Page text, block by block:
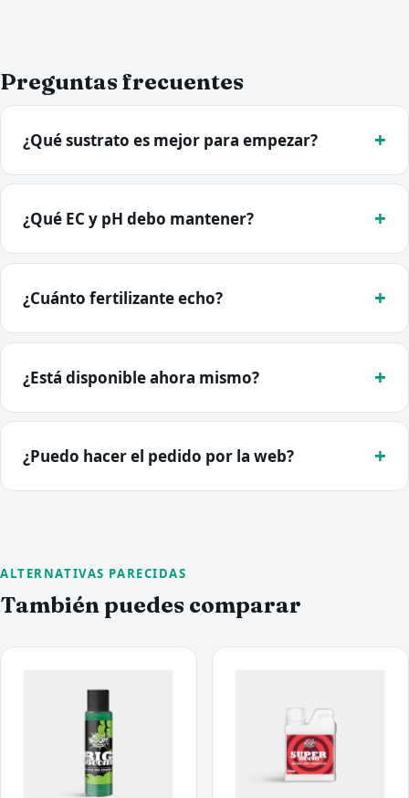
Preguntas frecuentes
¿Qué sustrato es mejor para empezar?
¿Qué EC y pH debo mantener?
¿Cuánto fertilizante echo?
¿Está disponible ahora mismo?
¿Puedo hacer el pedido por la web?
ALTERNATIVAS PARECIDAS
También puedes comparar